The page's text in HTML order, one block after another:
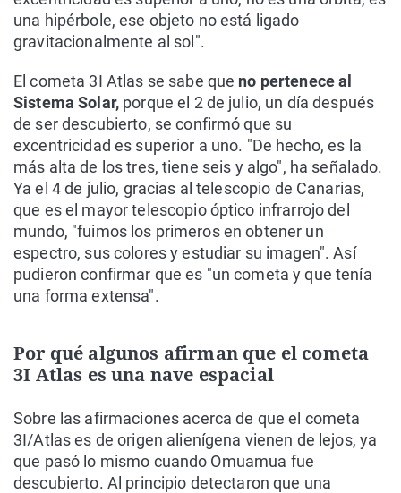
una hipérbole, ese objeto no está ligado
gravitacionalmente al sol".
El cometa 3I Atlas se sabe que no pertenece al
Sistema Solar, porque el 2 de julio, un día después
de ser descubierto, se confirmó que su
excentricidad es superior a uno. "De hecho, es la
más alta de los tres, tiene seis y algo", ha señalado.
Ya el 4 de julio, gracias al telescopio de Canarias,
que es el mayor telescopio óptico infrarrojo del
mundo, "fuimos los primeros en obtener un
espectro, sus colores y estudiar su imagen". Así
pudieron confirmar que es "un cometa y que tenía
una forma extensa".
Por qué algunos afirman que el cometa
3I Atlas es una nave espacial
Sobre las afirmaciones acerca de que el cometa
3I/Atlas es de origen alienígena vienen de lejos, ya
que pasó lo mismo cuando Omuamua fue
descubierto. Al principio detectaron que una